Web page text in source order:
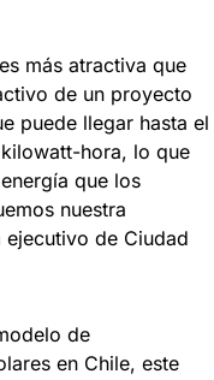
más atractiva que
de un proyecto
puede llegar hasta el
hora, lo que
que los
nuestra
de Ciudad
de
en Chile, este